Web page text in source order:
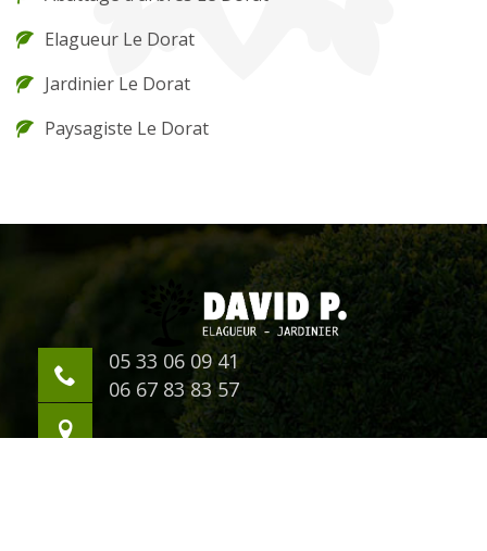
Elagueur Le Dorat
Jardinier Le Dorat
Paysagiste Le Dorat
05 33 06 09 41
06 67 83 83 57